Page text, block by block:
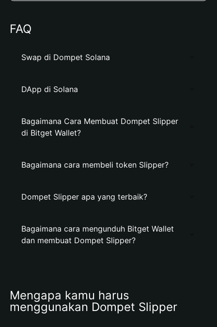
FAQ
Swap di Dompet Solana
DApp di Solana
Bagaimana Cara Membuat Dompet Slipper
di Bitget Wallet?
Bagaimana cara membeli token Slipper?
Dompet Slipper apa yang terbaik?
Bagaimana cara mengunduh Bitget Wallet
dan membuat Dompet Slipper?
Mengapa kamu harus
menggunakan Dompet Slipper